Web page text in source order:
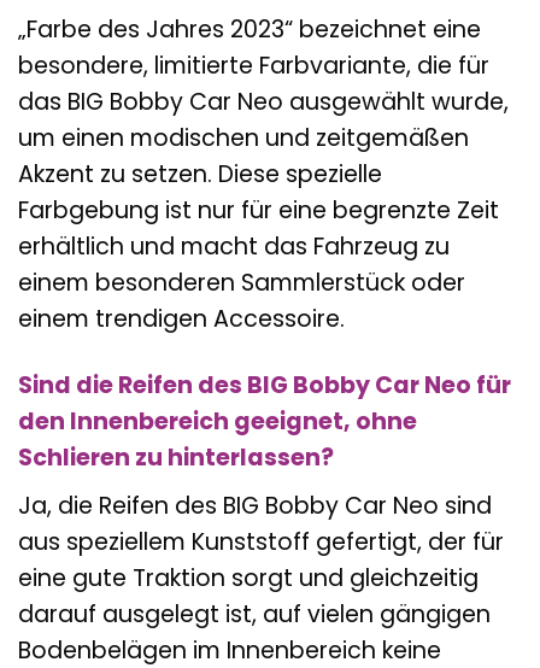
„Farbe des Jahres 2023“ bezeichnet eine
besondere, limitierte Farbvariante, die für
das BIG Bobby Car Neo ausgewählt wurde,
um einen modischen und zeitgemäßen
Akzent zu setzen. Diese spezielle
Farbgebung ist nur für eine begrenzte Zeit
erhältlich und macht das Fahrzeug zu
einem besonderen Sammlerstück oder
einem trendigen Accessoire.
Sind die Reifen des BIG Bobby Car Neo für
den Innenbereich geeignet, ohne
Schlieren zu hinterlassen?
Ja, die Reifen des BIG Bobby Car Neo sind
aus speziellem Kunststoff gefertigt, der für
eine gute Traktion sorgt und gleichzeitig
darauf ausgelegt ist, auf vielen gängigen
Bodenbelägen im Innenbereich keine